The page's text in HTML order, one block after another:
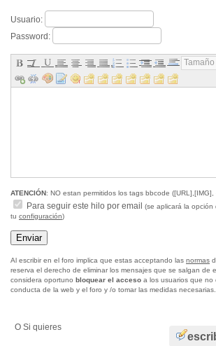
Usuario:
Password:
Tamaño
ATENCIÓN: NO estan permitidos los tags bbcode ([URL],[IMG],
Para seguir este hilo por email
(se aplicará la
tu configuración)
Al escribir en el foro implica que estas acceptando las normas
reserva el derecho de eliminar los mensajes que se salgan de
considera oportuno bloquear el acceso a los usuarios que no
conducta de la web y el foro y /o tomar las medidas necesarias.
O Si quieres